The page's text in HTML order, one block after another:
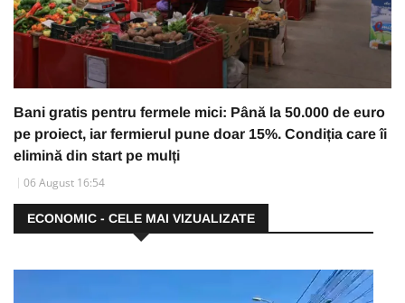
Bani gratis pentru fermele mici: Până la 50.000 de euro
pe proiect, iar fermierul pune doar 15%. Condiția care îi
elimină din start pe mulți
06 August 16:54
ECONOMIC - CELE MAI VIZUALIZATE